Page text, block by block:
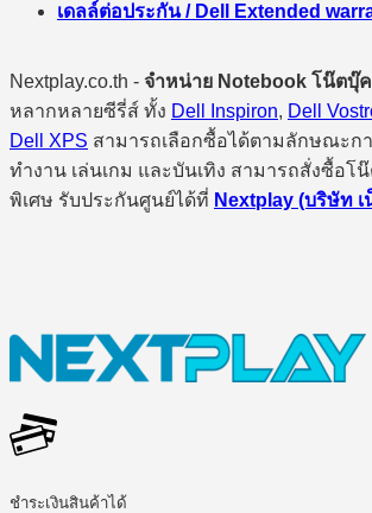
เดลล์ต่อประกัน / Dell Extended
Nextplay.co.th - จำหน่าย Notebook โน๊ตบุ๊
หลากหลายซีรี่ส์ ทั้ง Dell Inspiron, Dell
Dell XPS สามารถเลือกซื้อได้ตามลักษณะก
ทำงาน เล่นเกม และบันเทิง สามารถสั่งซื้อโ
พิเศษ รับประกันศูนย์ได้ที่ Nextplay (บริษัท
ชำระเงินสินค้าได้